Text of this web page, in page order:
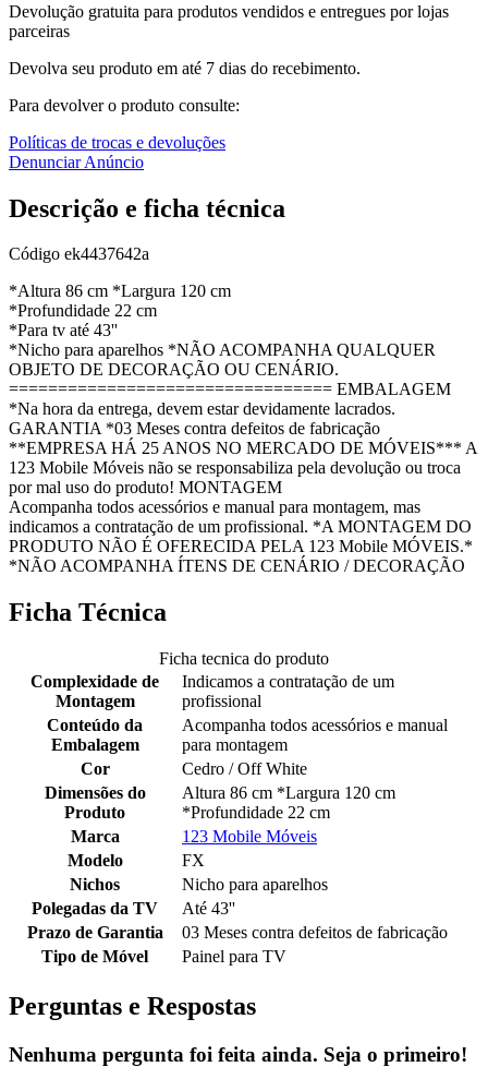
Devolução gratuita para produtos vendidos e entregues por lojas
parceiras
Devolva seu produto em até 7 dias do recebimento.
Para devolver o produto consulte:
Políticas de trocas e devoluções
Denunciar Anúncio
Descrição e ficha técnica
Código ek4437642a
*Altura 86 cm *Largura 120 cm
*Profundidade 22 cm
*Para tv até 43''
*Nicho para aparelhos *NÃO ACOMPANHA QUALQUER
OBJETO DE DECORAÇÃO OU CENÁRIO.
================================= EMBALAGEM
*Na hora da entrega, devem estar devidamente lacrados.
GARANTIA *03 Meses contra defeitos de fabricação
**EMPRESA HÁ 25 ANOS NO MERCADO DE MÓVEIS*** A
123 Mobile Móveis não se responsabiliza pela devolução ou troca
por mal uso do produto! MONTAGEM
Acompanha todos acessórios e manual para montagem, mas
indicamos a contratação de um profissional. *A MONTAGEM DO
PRODUTO NÃO É OFERECIDA PELA 123 Mobile MÓVEIS.*
*NÃO ACOMPANHA ÍTENS DE CENÁRIO / DECORAÇÃO
Ficha Técnica
Ficha tecnica do produto
Complexidade de
Montagem
Indicamos a contratação de um
profissional
Conteúdo da
Embalagem
Acompanha todos acessórios e manual
para montagem
Cor
Cedro / Off White
Dimensões do
Produto
Altura 86 cm *Largura 120 cm
*Profundidade 22 cm
Marca
123 Mobile Móveis
Modelo
FX
Nichos
Nicho para aparelhos
Polegadas da TV
Até 43''
Prazo de Garantia
03 Meses contra defeitos de fabricação
Tipo de Móvel
Painel para TV
Perguntas e Respostas
Nenhuma pergunta foi feita ainda. Seja o primeiro!